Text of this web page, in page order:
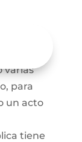
varias
para
un acto
tiene